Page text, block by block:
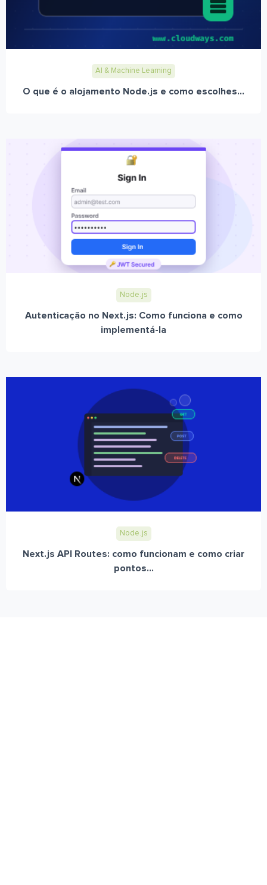
AI & Machine Learning
O que é o alojamento Node.js e como escolhes...
Node.js
Autenticação no Next.js: Como funciona e como
implementá-la
Node.js
Next.js API Routes: como funcionam e como criar
pontos...